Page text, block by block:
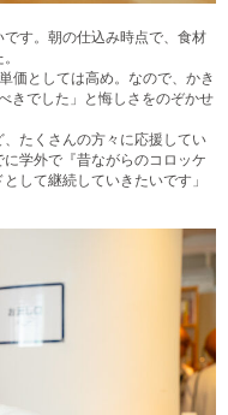
す。朝の仕込み時点で、食材
価としては高め。なので、かき
きでした」と悔しさをのぞかせ
たくさんの方々に応援してい
学外で『昔ながらのコロッケ
して継続していきたいです」